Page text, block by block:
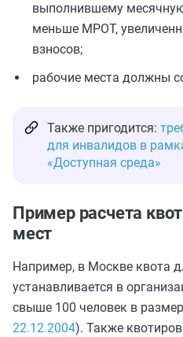
выполнившему
меньше МРОТ,
взносов;
рабочие места должны
Также пригодится:
для инвалидов в
«Доступная среда»
Пример расчета
мест
Например, в Москве квота
устанавливается в
свыше 100 человек в
22.12.2004). Также